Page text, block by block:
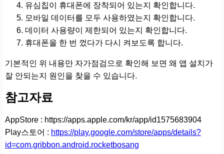
유심칩이 휴대폰에 장착되어 있는지 확인합니다.
모바일 데이터를 모두 사용하였는지 확인합니다.
데이터 사용량이 제한되어 있는지 확인합니다.
휴대폰을 한 번 껐다가 다시 켜보도록 합니다.
기본적인 위 내용만 자가점검으로 확인해 보면 왜 앱 설치가
잘 안되는지 원인을 찾을 수 있습니다.
참고자료
AppStore : https://apps.apple.com/kr/app/id1575683904
Play스토어 : https://play.google.com/store/apps/details?
id=com.gribbon.android.rocketbosang